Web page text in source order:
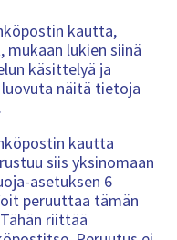
kautta,
lukien siinä
käsittelyä ja
näitä tietoja
kautta
siis yksinomaan
asetuksen 6
peruuttaa tämän
riittää